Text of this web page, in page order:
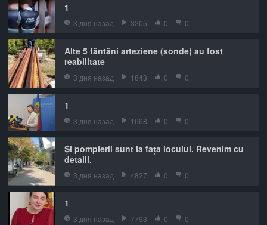
1
3 дня назад 3205 0 0
Alte 5 fântâni arteziene (sonde) au fost
reabilitate
3 дня назад 1843 0 0
1
3 дня назад 1668 0 0
Și pompierii sunt la fața locului. Revenim cu
detalii.
3 дня назад 4827 0 0
1
3 дня назад 7793 0 0